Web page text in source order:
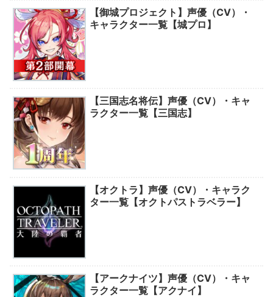
【御城プロジェクト】声優（CV）・
キャラクター一覧【城プロ】
【三国志名将伝】声優（CV）・キャ
ラクター一覧【三国志】
【オクトラ】声優（CV）・キャラク
ター一覧【オクトパストラベラー】
【アークナイツ】声優（CV）・キャ
ラクター一覧【アクナイ】